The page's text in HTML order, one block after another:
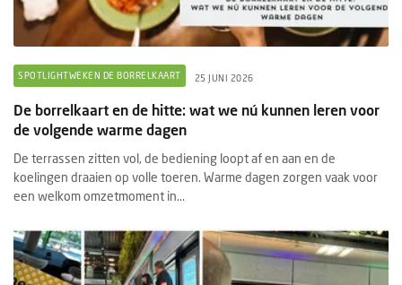
SPOTLIGHTWEKEN DE BORRELKAART 25 JUNI 2026
De borrelkaart en de hitte: wat we nú kunnen leren voor
de volgende warme dagen
De terrassen zitten vol, de bediening loopt af en aan en de
koelingen draaien op volle toeren. Warme dagen zorgen vaak voor
een welkom omzetmoment in...